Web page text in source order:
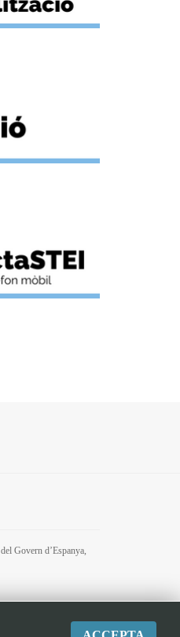
Govern d’Espanya,